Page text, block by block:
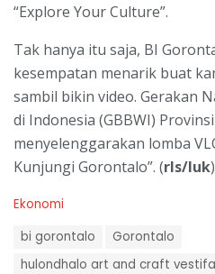
“Explore Your Culture”.
Tak hanya itu saja, BI
kesempatan menarik buat
sambil bikin video. Gerakan
di Indonesia (GBBWI)
menyelenggarakan lomba
Kunjungi Gorontalo”. (rls/luk)
C
Ekonomi
bi gorontalo
Gorontalo
hulondhalo art and craft